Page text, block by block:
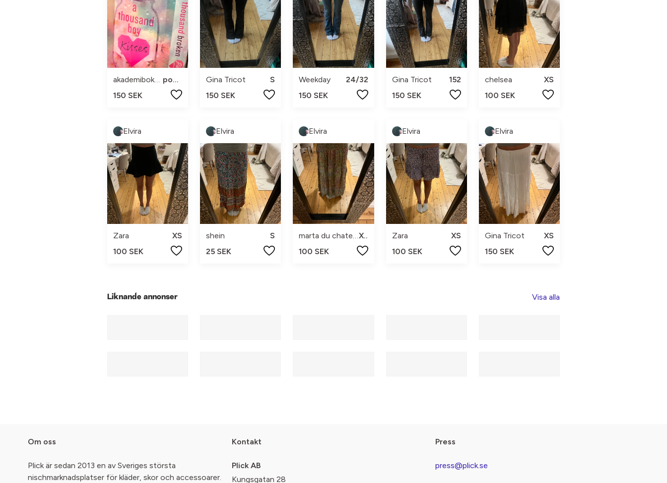
akademibokhandeln
pocket
150 SEK
Gina Tricot
S
150 SEK
Weekday
24/32
150 SEK
Gina Tricot
152
150 SEK
chelsea
XS
100 SEK
Elvira
Zara
XS
100 SEK
Elvira
shein
S
25 SEK
Elvira
marta du chateau
XS
100 SEK
Elvira
Zara
XS
100 SEK
Elvira
Gina Tricot
XS
150 SEK
Liknande annonser Visa alla
Om oss
Plick är sedan 2013 en av Sveriges största
nischmarknadsplatser för kläder, skor och accessoarer.
Kontakt
Plick AB
Kungsgatan 28
Press
press@plick.se